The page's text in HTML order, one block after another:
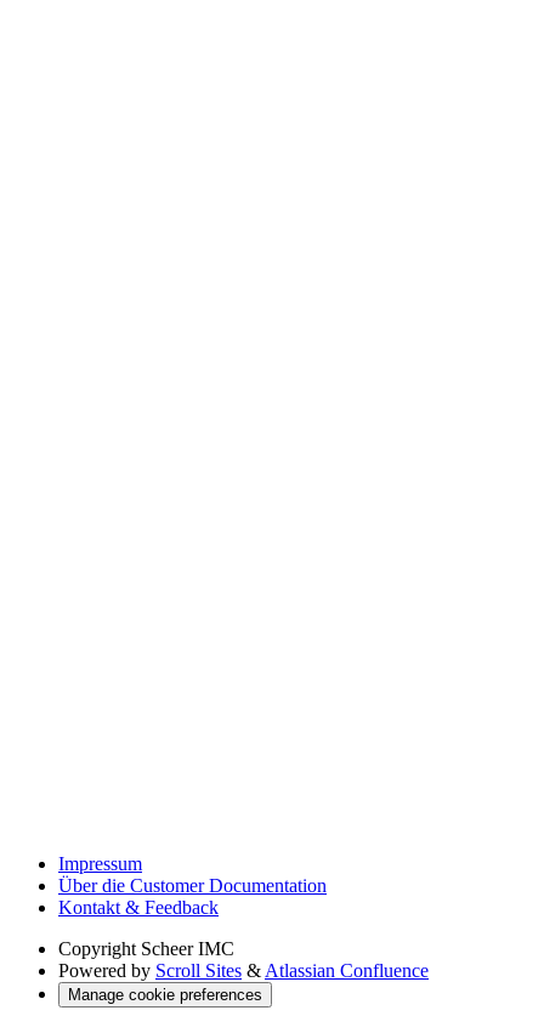
Impressum
Über die Customer Documentation
Kontakt & Feedback
Copyright Scheer IMC
Powered by Scroll Sites &Atlassian Confluence
Manage cookie preferences